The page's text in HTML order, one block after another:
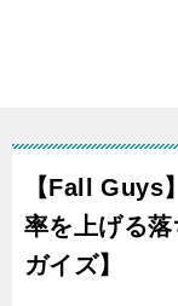
【Fall Guys
率を上げる
ガイズ】